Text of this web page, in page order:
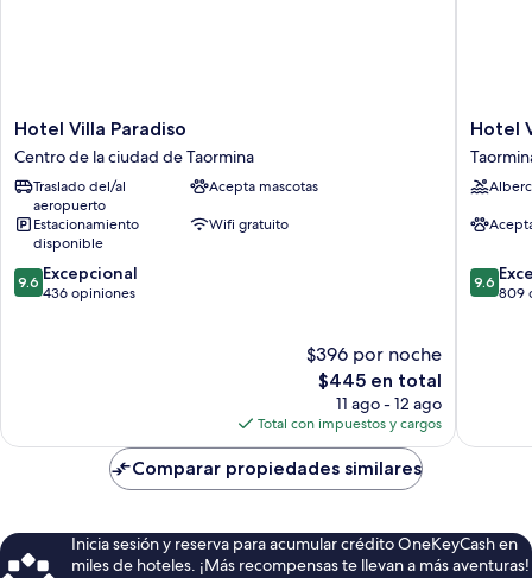
Hotel
Villa
Paradiso
Centro
la
ciudad
de
Taormina
Hotel Villa Paradiso
Centro de la ciudad de Taormina
Traslado del/al
aeropuerto
Acepta mascotas
Estacionamiento
disponible
Wifi gratuito
9.6
de
9.6 Excepcional
436 opiniones
$396 por noche
El
precio
actual
es
de
$445
$445 en total
11 ago - 12 ago
Total con impuestos y cargos
Hotel
Villa
Hotel
9.6
de
9.6
809
Comparar propiedades similares
Inicia sesión y reserva para acumular crédito OneKeyCash en
miles de hoteles. ¡Más recompensas te llevan a más aventuras!